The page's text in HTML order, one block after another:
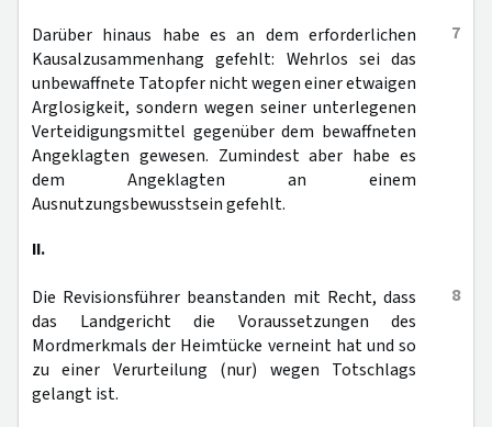
7
Darüber hinaus habe es an dem erforderlichen
Kausalzusammenhang gefehlt: Wehrlos sei das
unbewaffnete Tatopfer nicht wegen einer etwaigen
Arglosigkeit, sondern wegen seiner unterlegenen
Verteidigungsmittel gegenüber dem bewaffneten
Angeklagten gewesen. Zumindest aber habe es
dem Angeklagten an einem
Ausnutzungsbewusstsein gefehlt.
II.
8
Die Revisionsführer beanstanden mit Recht, dass
das Landgericht die Voraussetzungen des
Mordmerkmals der Heimtücke verneint hat und so
zu einer Verurteilung (nur) wegen Totschlags
gelangt ist.